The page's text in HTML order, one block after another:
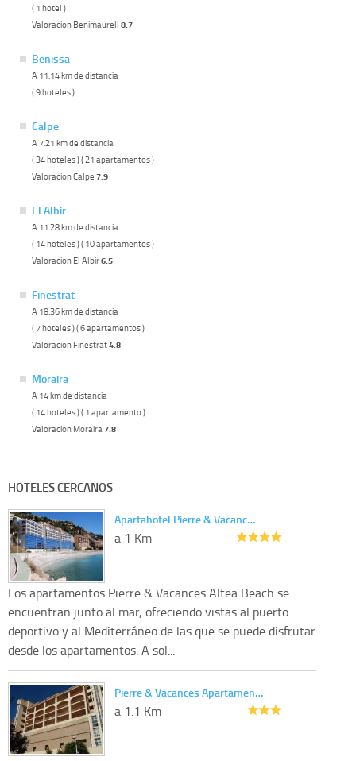
( 1 hotel )
Valoracion Benimaurell 8.7
Benissa
A 11.14 km de distancia
( 9 hoteles )
Calpe
A 7.21 km de distancia
( 34 hoteles ) ( 21 apartamentos )
Valoracion Calpe 7.9
El Albir
A 11.28 km de distancia
( 14 hoteles ) ( 10 apartamentos )
Valoracion El Albir6.5
Finestrat
A 18.36 km de distancia
( 7 hoteles ) ( 6 apartamentos )
Valoracion Finestrat4.8
Moraira
A 14 km de distancia
( 14 hoteles ) ( 1 apartamento )
Valoracion Moraira7.8
HOTELES CERCANOS
Apartahotel Pierre & Vacanc…
a 1 Km
Los apartamentos Pierre & Vacances Altea Beach se
encuentran junto al mar, ofreciendo vistas al puerto
deportivo y al Mediterráneo de las que se puede disfrutar
desde los apartamentos. A sol...
Pierre & Vacances Apartamen…
a 1.1 Km